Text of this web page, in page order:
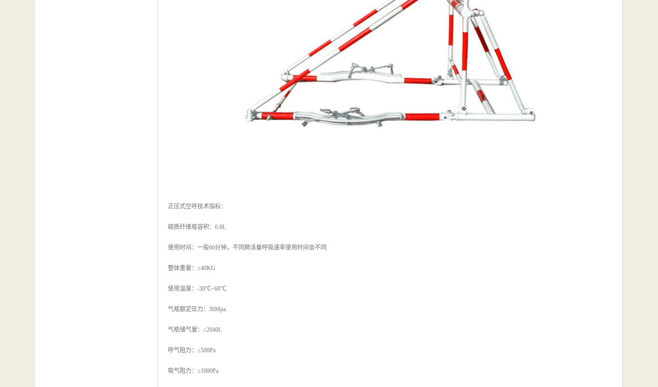
正压式空呼技术指标：
碳质纤维瓶容积：6.8L
使用时间：一般60分钟，不同肺活量呼吸速率使用时间会不同
整体重量：≤40KG
使用温度：-30℃~60℃
气瓶额定压力：30Mpa
气瓶储气量：≤2040L
呼气阻力：≤500Pa
吸气阻力：≤1000Pa